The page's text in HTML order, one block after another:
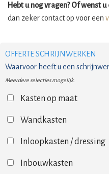
Hebt u nog vragen? Of wenst
dan zeker contact op voor een
OFFERTE SCHRIJNWERKEN
Waarvoor heeft u een
Meerdere selecties mogelijk.
Kasten op maat
Wandkasten
Inloopkasten / dressing
Inbouwkasten